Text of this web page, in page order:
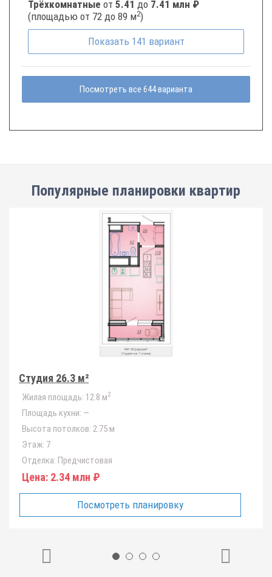
Трёхкомнатные от 5.41 до 7.41 млн ₽
(площадью от 72 до 89 м2)
Показать 141 вариант
Посмотреть все 644 варианта
Популярные планировки квартир
Студия 26.3 м²
Жилая площадь: 12.8 м2
Площадь кухни: —
Высота потолков: 2.75 м
Этаж: 7
Отделка: Предчистовая
Цена: 2.34 млн ₽
Посмотреть планировку